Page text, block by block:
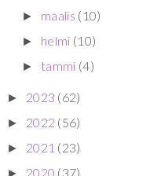
► maalis (10)
► helmi (10)
► tammi (4)
► 2023 (62)
► 2022 (56)
► 2021 (23)
► 2020 (37)